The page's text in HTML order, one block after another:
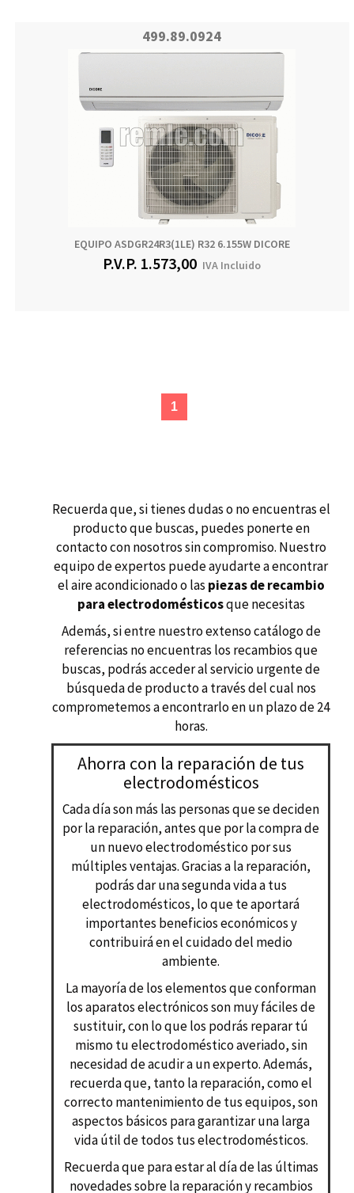
499.89.0924
EQUIPO ASDGR24R3(1LE) R32 6.155W DICORE
P.V.P. 1.573,00 IVA Incluido
1
Recuerda que, si tienes dudas o no encuentras el
producto que buscas, puedes ponerte en
contacto con nosotros sin compromiso. Nuestro
equipo de expertos puede ayudarte a encontrar
el aire acondicionado o las piezas de recambio
para electrodomésticosque necesitas
Además, si entre nuestro extenso catálogo de
referencias no encuentras los recambios que
buscas, podrás acceder al servicio urgente de
búsqueda de producto a través del cual nos
comprometemos a encontrarlo en un plazo de 24
horas.
Ahorra con la reparación de tus
electrodomésticos
Cada día son más las personas que se deciden
por la reparación, antes que por la compra de
un nuevo electrodoméstico por sus
múltiples ventajas. Gracias a la reparación,
podrás dar una segunda vida a tus
electrodomésticos, lo que te aportará
importantes beneficios económicos y
contribuirá en el cuidado del medio
ambiente.
La mayoría de los elementos que conforman
los aparatos electrónicos son muy fáciles de
sustituir, con lo que los podrás reparar tú
mismo tu electrodoméstico averiado, sin
necesidad de acudir a un experto. Además,
recuerda que, tanto la reparación, como el
correcto mantenimiento de tus equipos, son
aspectos básicos para garantizar una larga
vida útil de todos tus electrodomésticos.
Recuerda que para estar al día de las últimas
novedades sobre la reparación y recambios